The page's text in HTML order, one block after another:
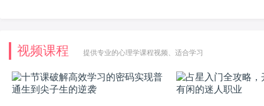
视频课程 提供专业的心理学课程视频、适合学习